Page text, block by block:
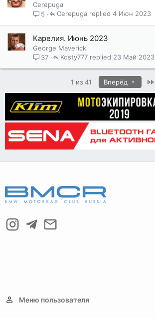
Cerepuga
5
4 Июн 2023
Cerepuga
Карелия. Июнь 2023
George Maverick
37
23 Май 2023
Kosty777
1 из 41 Вперёд
Меню пользователя